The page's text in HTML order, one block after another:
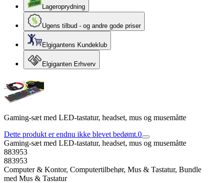
Lageroprydning
Ugens tilbud - og andre gode priser
Elgigantens Kundeklub
Elgiganten Erhverv
Gaming-sæt med LED-tastatur, headset, mus og musemåtte
Dette produkt er endnu ikke blevet bedømt.0
Gaming-sæt med LED-tastatur, headset, mus og musemåtte
883953
883953
Computer & Kontor, Computertilbehør, Mus & Tastatur, Bundle
med Mus & Tastatur